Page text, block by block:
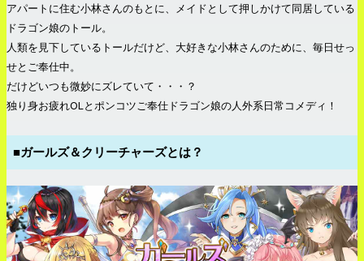
アパートに住む小林さんのもとに、メイドとして押しかけて同居している
ドラゴン娘のトール。
人類を見下しているトールだけど、大好きな小林さんのために、毎日せっ
せとご奉仕中。
だけどいつも微妙にズレていて・・・？
独り身お疲れOLとポンコツご奉仕ドラゴン娘の人外系日常コメディ！
■ガールズ＆クリーチャーズとは？